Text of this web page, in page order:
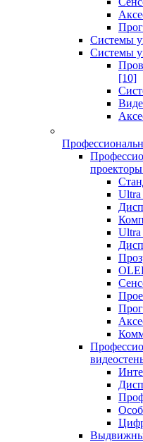
Системы
Системы
[10]
Ultra